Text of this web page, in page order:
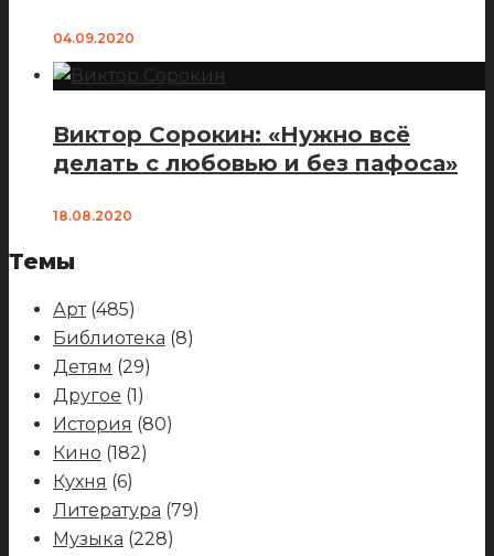
04.09.2020
Виктор Сорокин: «Нужно всё
делать с любовью и без пафоса»
18.08.2020
Темы
Арт(485)
Библиотека (8)
Детям (29)
Другое (1)
История (80)
Кино (182)
Кухня (6)
Литература (79)
Музыка (228)